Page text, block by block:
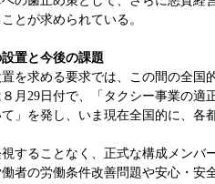
とが求められている。
置と今後の課題
を求める要求では、この間の全国
月29日付で、「タクシー事業の適
」を発し、いま現在全国的に、各
することなく、正式な構成メンバ
者の労働条件改善問題や安心・安